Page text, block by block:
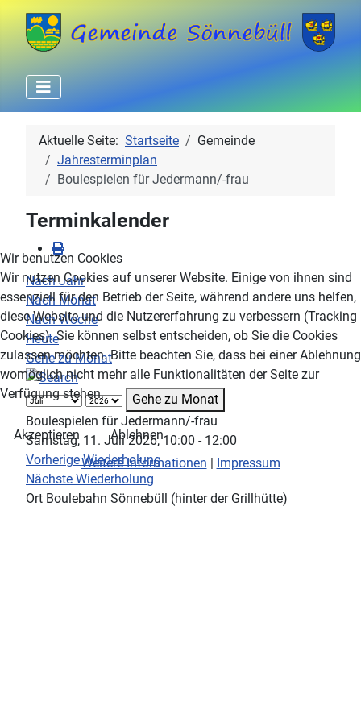
Aktuelle Seite: Startseite
Gemeinde
Jahresterminplan
Boulespielen für Jedermann/-frau
Terminkalender
Nach Jahr
Nach Monat
Nach Woche
Heute
Gehe zu Monat
Gehe zu Monat
Boulespielen für Jedermann/-frau
Samstag, 11. Juli 2026, 10:00 - 12:00
Vorherige Wiederholung
Nächste Wiederholung
Ort Boulebahn Sönnebüll (hinter der Grillhütte)
Wir benutzen Cookies
Wir nutzen Cookies auf unserer Website. Einige von ihnen sind
essenziell für den Betrieb der Seite, während andere uns helfen,
diese Website und die Nutzererfahrung zu verbessern (Tracking
Cookies). Sie können selbst entscheiden, ob Sie die Cookies
zulassen möchten. Bitte beachten Sie, dass bei einer Ablehnung
womöglich nicht mehr alle Funktionalitäten der Seite zur
Verfügung stehen.
Akzeptieren
Ablehnen
Weitere Informationen | Impressum